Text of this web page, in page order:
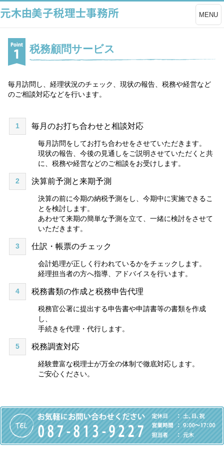
MENU
税務顧問サービス
毎月訪問し、経理状況のチェック、現状の報告、税務や経営など
のご相談対応などを行います。
1 毎月のお打ち合わせと相談対応
毎月訪問をしてお打ち合わせをさせていただきます。
現状の報告、今後の見通しをご説明させていただくと共
に、税務や経営などのご相談をお受けします。
2 決算前予測と来期予測
決算の前に今期の納税予測をし、今期中に実施できるこ
とを検討します。
あわせて来期の簡単な予測を立て、一緒に検討をさせて
いただきます。
3 仕訳・帳票のチェック
会計処理が正しく行われているかをチェックします。
経理担当者の方へ指導、アドバイスを行います。
4 税務書類の作成と税務申告代理
税務官公署に提出する申告書や申請書等の書類を作成
し、
手続きを代理・代行します。
5 税務調査対応
経験豊富な税理士が万全の体制で徹底対応します。
ご安心ください。